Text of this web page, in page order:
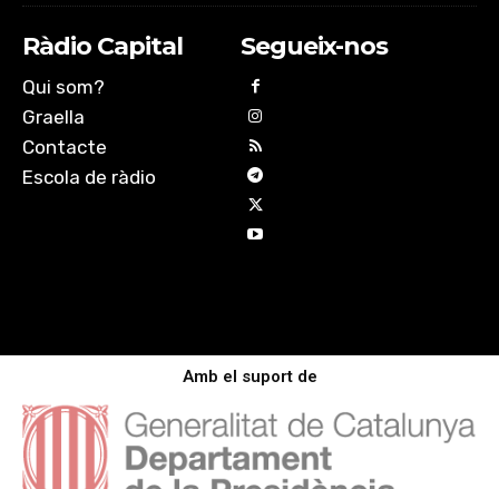
Ràdio Capital
Qui som?
Graella
Contacte
Escola de ràdio
Segueix-nos
Amb el suport de